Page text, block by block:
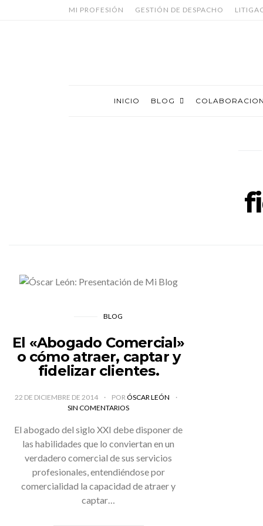
MI PROFESIÓN GESTIÓN DE DESPACHO
INICIO BLOG
BLOG
El «Abogado Comercial»
o cómo atraer, captar y
fidelizar clientes.
22 DE DICIEMBRE DE 2014 POR ÓSCAR LEÓN
SIN COMENTARIOS
El abogado del siglo XXI debe disponer de
las habilidades que lo conviertan en un
verdadero comercial de sus servicios
profesionales, entendiéndose por
comercialidad la capacidad de atraer y
captar…